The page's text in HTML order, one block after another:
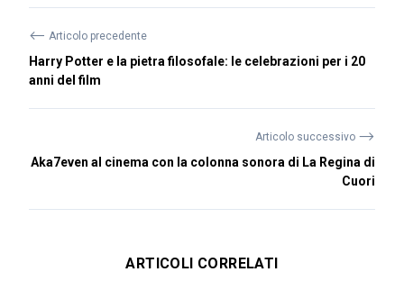
⟵ Articolo precedente
Harry Potter e la pietra filosofale: le celebrazioni per i 20
anni del film
Articolo successivo ⟶
Aka7even al cinema con la colonna sonora di La Regina di
Cuori
ARTICOLI CORRELATI